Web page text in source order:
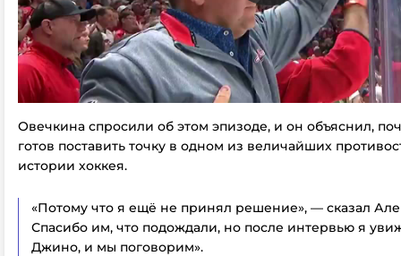
Овечкина спросили об этом эпизоде, и он объяснил,
готов поставить точку в одном из величайших
истории хоккея.
«Потому что я ещё не принял решение», — сказал
Спасибо им, что подождали, но после интервью я
Джино, и мы поговорим».